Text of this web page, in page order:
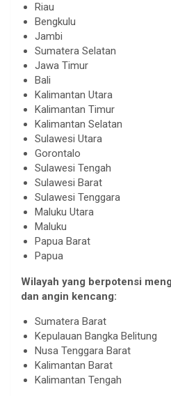
Riau
Bengkulu
Jambi
Sumatera Selatan
Jawa Timur
Bali
Kalimantan Utara
Kalimantan Timur
Kalimantan Selatan
Sulawesi Utara
Gorontalo
Sulawesi Tengah
Sulawesi Barat
Sulawesi Tenggara
Maluku Utara
Maluku
Papua Barat
Papua
Wilayah yang berpotensi
dan angin kencang:
Sumatera Barat
Kepulauan Bangka Belitung
Nusa Tenggara Barat
Kalimantan Barat
Kalimantan Tengah